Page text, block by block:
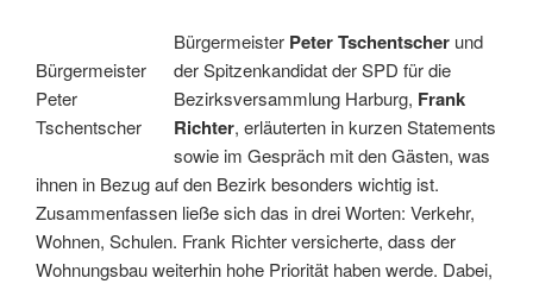
Bürgermeister
Peter
Tschentscher
Bürgermeister Peter Tschentscherund
der Spitzenkandidat der SPD für die
Bezirksversammlung Harburg, Frank
Richter, erläuterten in kurzen Statements
sowie im Gespräch mit den Gästen, was
ihnen in Bezug auf den Bezirk besonders wichtig ist.
Zusammenfassen ließe sich das in drei Worten: Verkehr,
Wohnen, Schulen. Frank Richter versicherte, dass der
Wohnungsbau weiterhin hohe Priorität haben werde. Dabei,